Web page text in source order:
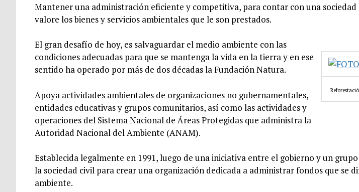
Mantener una administración eficiente y competitiva, para contar con una sociedad
valore los bienes y servicios ambientales que le son prestados.
El gran desafío de hoy, es salvaguardar el medio ambiente con las
condiciones adecuadas para que se mantenga la vida en la tierra y en ese
sentido ha operado por más de dos décadas la Fundación Natura.
Apoya actividades ambientales de organizaciones no gubernamentales,
entidades educativas y grupos comunitarios, así como las actividades y
operaciones del Sistema Nacional de Áreas Protegidas que administra la
Autoridad Nacional del Ambiente (ANAM).
Establecida legalmente en 1991, luego de una iniciativa entre el gobierno y un
la sociedad civil para crear una organización dedicada a administrar fondos que se
ambiente.